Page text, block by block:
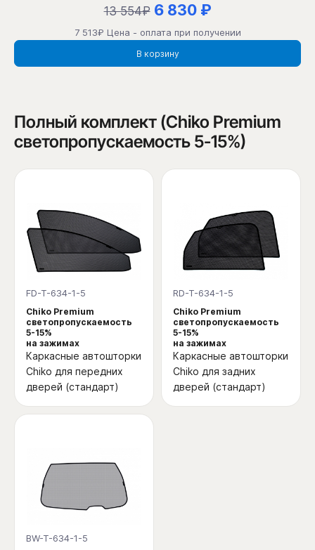
13 554₽ 6 830 ₽
7 513₽ Цена - оплата при получении
В корзину
Полный комплект (Chiko Premium
светопропускаемость 5-15%)
FD-T-634-1-5
Chiko Premium
светопропускаемость
5-15%
на зажимах
Каркасные автошторки
Chiko для передних
дверей (стандарт)
RD-T-634-1-5
Chiko Premium
светопропускаемость
5-15%
на зажимах
Каркасные автошторки
Chiko для задних
дверей (стандарт)
BW-T-634-1-5